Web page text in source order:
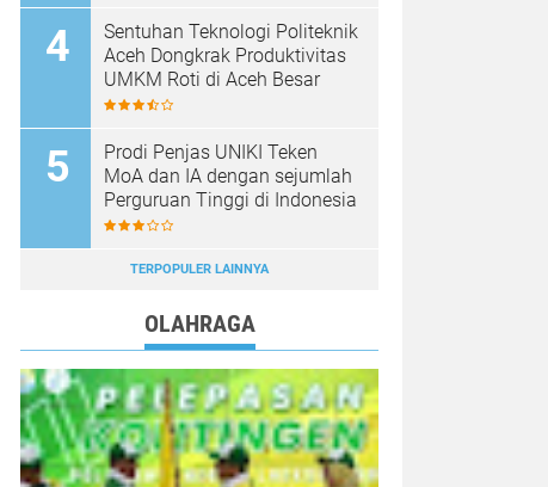
Sentuhan Teknologi Politeknik
Aceh Dongkrak Produktivitas
UMKM Roti di Aceh Besar
Prodi Penjas UNIKI Teken
MoA dan IA dengan sejumlah
Perguruan Tinggi di Indonesia
TERPOPULER LAINNYA
OLAHRAGA